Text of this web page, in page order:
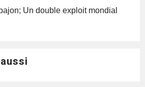
Un double exploit mondial